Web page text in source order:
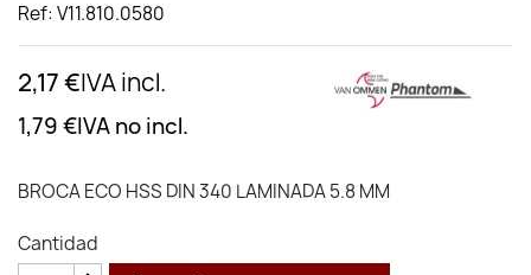
Ref: V11.810.0580
2,17 €IVA incl.
1,79 €IVA no incl.
BROCA ECO HSS DIN 340 LAMINADA 5.8 MM
Cantidad